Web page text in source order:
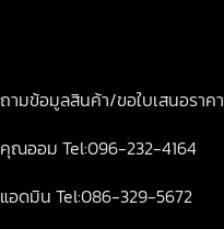
ถามข้อมูลสินค้า/ขอใบเสนอราคา
คุณออม Tel:096-232-4164
แอดมิน Tel:086-329-5672